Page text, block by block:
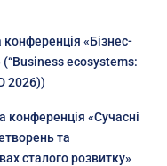
«Бізнес-
ecosystems:
2026))
конференція «Сучасні
та
сталого розвитку»